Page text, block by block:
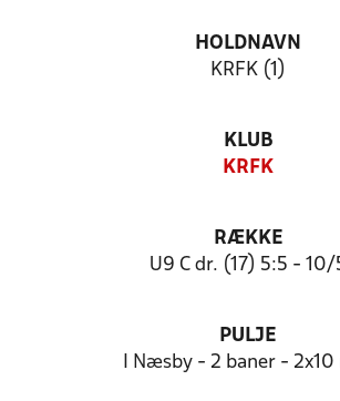
HOLDNAVN
KRFK (1)
KLUB
KRFK
RÆKKE
U9 C dr. (17) 5:5 - 10/
PULJE
I Næsby - 2 baner - 2x10